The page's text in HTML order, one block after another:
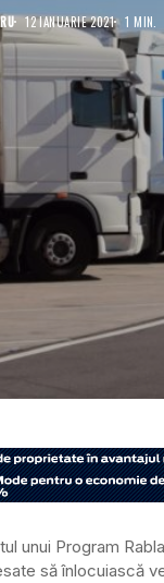
12 IANUARIE 2021 1 MIN.
unui Program
să înlocuiască